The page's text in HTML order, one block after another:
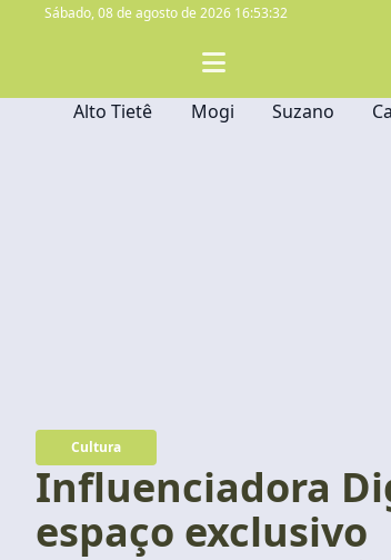
Sábado,08 de agosto de 2026 16:53:33
Alto Tietê Mogi Suzano
Cultura
Influenciadora
espaço exclusivo